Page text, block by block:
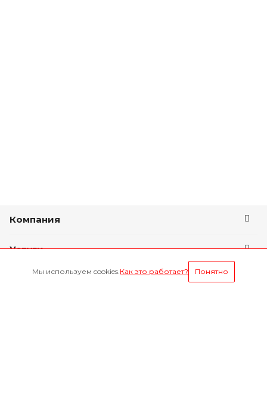
Компания
Услуги
Условия оплаты
Мы используем cookies.Как это работает? Понятно